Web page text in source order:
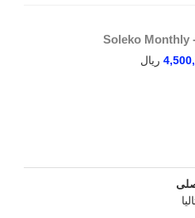
Soleko Monthly
ریال